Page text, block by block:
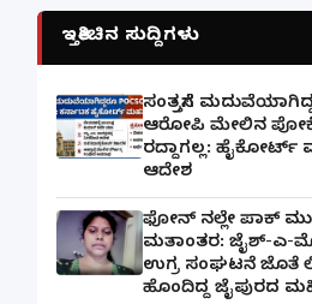
ಇತ್ತೀಚಿನ ಸುದ್ದಿಗಳು
ಸಂತ್ರಸ್ತೆಗೆ
ಆರೋಪಿ ಮೇಲಿನ
ರದ್ದಾಗಲ್ಲ: ಹೈಕೋರ್ಟ್
ಆದೇಶ
ಫೋನ್ ನಲ್ಲೇ ಪಾಕ್
ಮತಾಂತರ: ಜೈಶ್-ಎ-
ಉಗ್ರ ಸಂಘಟನೆ ಜೊತೆ
ಹೊಂದಿದ್ದ ಜೈಪುರದ